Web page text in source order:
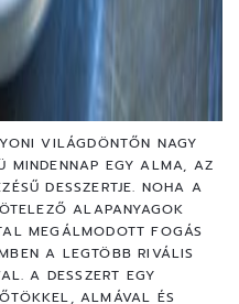
VILÁGDÖNTŐN NAGY
MINDENNAP EGY ALMA, AZ
DESSZERTJE. NOHA A
ALAPANYAGOK
MEGÁLMODOTT FOGÁS
A LEGTÖBB RIVÁLIS
A DESSZERT EGY
ALMÁVAL ÉS